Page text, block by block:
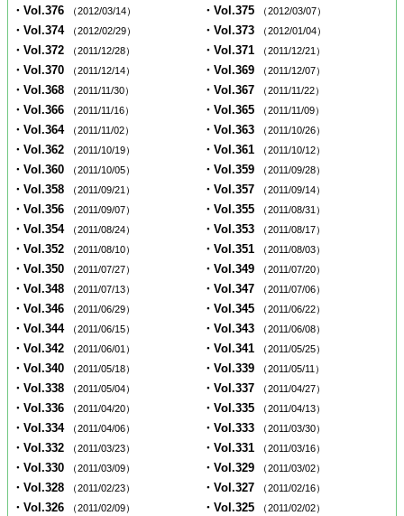
・Vol.376 （2012/03/14） ・Vol.375 （2012/03/07）
・Vol.374 （2012/02/29） ・Vol.373 （2012/01/04）
・Vol.372 （2011/12/28） ・Vol.371 （2011/12/21）
・Vol.370 （2011/12/14） ・Vol.369 （2011/12/07）
・Vol.368 （2011/11/30） ・Vol.367 （2011/11/22）
・Vol.366 （2011/11/16） ・Vol.365 （2011/11/09）
・Vol.364 （2011/11/02） ・Vol.363 （2011/10/26）
・Vol.362 （2011/10/19） ・Vol.361 （2011/10/12）
・Vol.360 （2011/10/05） ・Vol.359 （2011/09/28）
・Vol.358 （2011/09/21） ・Vol.357 （2011/09/14）
・Vol.356 （2011/09/07） ・Vol.355 （2011/08/31）
・Vol.354 （2011/08/24） ・Vol.353 （2011/08/17）
・Vol.352 （2011/08/10） ・Vol.351 （2011/08/03）
・Vol.350 （2011/07/27） ・Vol.349 （2011/07/20）
・Vol.348 （2011/07/13） ・Vol.347 （2011/07/06）
・Vol.346 （2011/06/29） ・Vol.345 （2011/06/22）
・Vol.344 （2011/06/15） ・Vol.343 （2011/06/08）
・Vol.342 （2011/06/01） ・Vol.341 （2011/05/25）
・Vol.340 （2011/05/18） ・Vol.339 （2011/05/11）
・Vol.338 （2011/05/04） ・Vol.337 （2011/04/27）
・Vol.336 （2011/04/20） ・Vol.335 （2011/04/13）
・Vol.334 （2011/04/06） ・Vol.333 （2011/03/30）
・Vol.332 （2011/03/23） ・Vol.331 （2011/03/16）
・Vol.330 （2011/03/09） ・Vol.329 （2011/03/02）
・Vol.328 （2011/02/23） ・Vol.327 （2011/02/16）
・Vol.326 （2011/02/09） ・Vol.325 （2011/02/02）